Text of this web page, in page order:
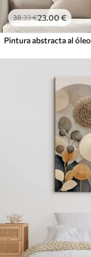
38.33€23.00€
Pintura abstracta al óleo